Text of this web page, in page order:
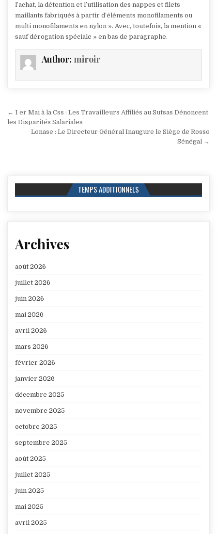
l’achat, la détention et l’utilisation des nappes et filets
maillants fabriqués à partir d’éléments monofilaments ou
multi monofilaments en nylon ». Avec, toutefois, la mention «
sauf dérogation spéciale » en bas de paragraphe.
Author: miroir
Navigation
de
← 1 er Mai à la Css : Les Travailleurs Affiliés au Sutsas Dénoncent
les Disparités Salariales
Lonase : Le Directeur Général Inaugure le Siège de Rosso
Sénégal →
TEMPS ADDITIONNELS
Archives
août 2026
juillet 2026
juin 2026
mai 2026
avril 2026
mars 2026
février 2026
janvier 2026
décembre 2025
novembre 2025
octobre 2025
septembre 2025
août 2025
juillet 2025
juin 2025
mai 2025
avril 2025